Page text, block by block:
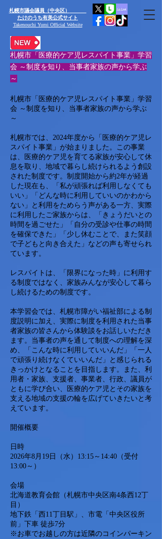
たけのうち有美公式サイト
Takenouchi Yumi Official Website
札幌市「医療的ケア児レスパイト事業」学習
会 ～制度を知り、当事者家族の声から学ぶ
～
札幌市「医療的ケア児レスパイト事業」学習
会 ～制度を知り、当事者家族の声から学ぶ
～
札幌市では、2024年度から「医療的ケア児レ
スパイト事業」が始まりました。この事業
は、医療的ケア児を育てる家族が安心して休
息を取り、地域で暮らし続けられるよう創設
された制度です。制度開始から約2年が経過
した現在も、「私が頑張れば利用しなくても
いい」「どんな時に利用していいのかわから
ない」と利用をためらう声がある一方、実際
に利用したご家族からは、「きょうだいとの
時間を過ごせた」「自分の受診や仕事の時間
を確保できた」「少し休むことで、また笑顔
で子どもと向き合えた」などの声も寄せられ
ています。
レスパイトは、「限界になった時」に利用す
る制度ではなく、家族みんなが安心して暮ら
し続けるための制度です。
本学習会では、札幌市障がい福祉部による制
度説明に加え、実際に制度を利用された当事
者家族の皆さんから体験談をお話しいただき
ます。当事者の声を通して制度への理解を深
め、「こんな時に利用していいんだ」「一人
で頑張り続けなくていいんだ」と感じられる
きっかけとなることを目指します。また、利
用者・家族、支援者、事業者、行政、議員が
ともに学び合い、医療的ケア児とその家族を
支える地域の支援の輪を広げていきたいと考
えています。
開催概要
日時
2026年8月19日（水）13:15～14:40（受付
13:00～）
会場
北海道教育会館（札幌市中央区南4条西12丁
目）
地下鉄「西11丁目駅」、市電「中央区役所
前」下車 徒歩7分
※お車でお越しの方は近隣のコインパーキン